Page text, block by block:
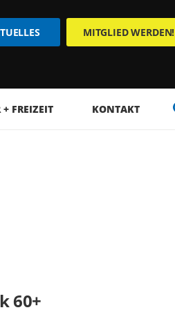
MITGLIED WERDEN!
FREIZEIT KONTAKT
60+